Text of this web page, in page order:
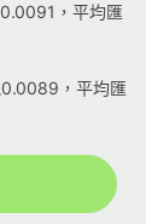
，平均匯
，平均匯